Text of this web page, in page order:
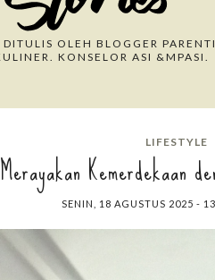
OLEH BLOGGER
KONSELOR ASI &MPASI.
LIFESTYLE
Merayakan Kemerdekaan
SENIN, 18 AGUSTUS 2025 -